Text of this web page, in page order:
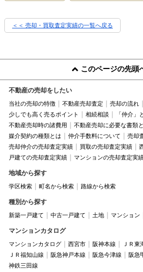
＜＜ 売却・買取査定実績の一覧へ戻る
このページの先頭
不動産の売却をしたい
当社の売却の特徴 不動産売却査定
売却の流れ
少しでも高く売るポイント
相続相談
「仲介」
不動産売却時の諸費用
不動産売却に必要な書類
媒介契約の種類とは
仲介手数料について
売却
売却仲介の売却査定実績
買取の売却査定実績
戸建ての売却査定実績
マンションの売却査定実
地域から探す
学区検索 町名から検索 路線から検索
種別から探す
新築一戸建て 中古一戸建て 土地 マンション
マンションカタログ
マンションカタログ 西宮市 阪神本線
ＪＲ東
ＪＲ福知山線
阪急神戸本線 阪急今津線 阪急
神鉄三田線